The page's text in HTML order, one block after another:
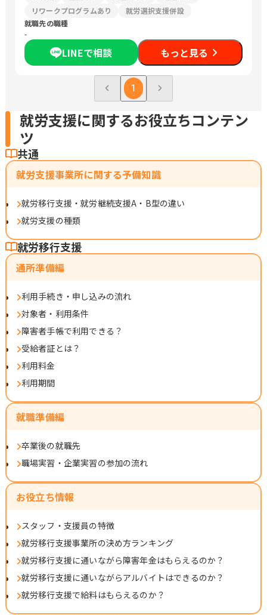
リワークプログラムあり
就労選択支援併設
就職先の職種
-
LINEで相談 もっと見る
1
就労支援に関するお役立ちコンテン
ツ
共通
就労支援事業所に関する予備知識
就労移行支援・就労継続支援A・B型の違い
就労支援の種類
就労移行支援
通所準備編
利用手続き・申し込みの流れ
対象者・利用条件
障害者手帳で利用できる？
受給者証とは？
利用料金
利用期間
就職準備編
卒業後の就職先
職場実習・企業実習の参加の流れ
お役立ち情報
スタッフ・支援員の特徴
就労移行支援事業所の決め方ランキング
就労移行支援に通いながら障害年金はもらえるのか？
就労移行支援に通いながらアルバイトはできるのか？
就労移行支援で給料はもらえるのか？